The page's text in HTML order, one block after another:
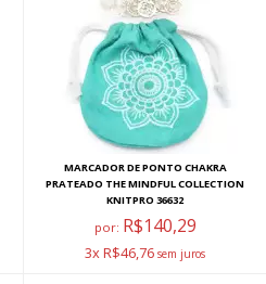
MARCADOR DE PONTO CHAKRA
PRATEADO THE MINDFUL COLLECTION
KNITPRO 36632
por: R$140,29
3x R$46,76